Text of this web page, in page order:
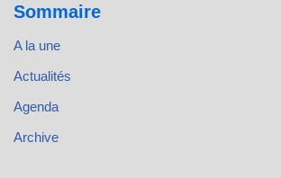
Sommaire
A la une
Actualités
Agenda
Archive